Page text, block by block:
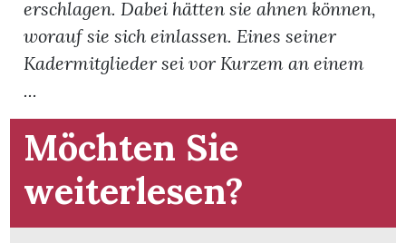
Paper
Newsletter
erschlagen. Dabei hätten sie ahnen können,
worauf sie sich einlassen. Eines seiner
Kadermitglieder sei vor Kurzem an einem
...
Möchten Sie
weiterlesen?